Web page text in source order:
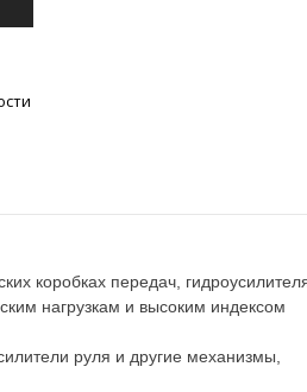
коробках передач,
нагрузкам и высоким индексом
руля и другие механизмы,